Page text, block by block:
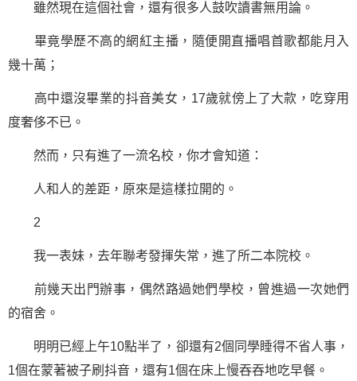
雖然現在這個社會，還有很多人鼓吹讀書無用論。
畢竟學歷不高的網紅主播，隨便開直播唱首歌都能月入
幾十萬；
高中還沒畢業的抖音美女，17歲就傍上了大款，吃穿用
度奢侈不已。
然而，只有進了一流名校，你才會知道：
人和人的差距，原來是這樣拉開的。
2
我一表妹，去年聯考發揮失常，進了所二本院校。
前幾天出門辦事，偶然路過她們學校，曾進過一次她們
的宿舍。
明明已經上午10點半了，卻還有2個同學睡得不省人事，
1個在蒙著被子刷抖音，還有1個在床上慢吞吞地吃早餐。